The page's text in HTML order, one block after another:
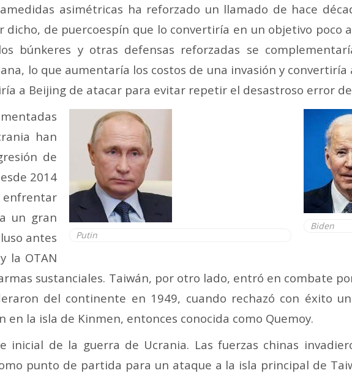
asimétricas ha reforzado un llamado de hace
dicho, de puercoespín que lo convertiría en un objetivo poco
búnkeres y otras defensas reforzadas se
lo que aumentaría los costos de una invasión y
a Beijing de atacar para evitar repetir el desastroso error de
Biden
Putin
han
de
2014
un gran
antes
la OTAN
sustanciales. Taiwán, por otro lado, entró en combate
del continente en 1949, cuando rechazó con éxito
en la isla de Kinmen, entonces conocida como Quemoy.
inicial de la guerra de Ucrania. Las fuerzas chinas
punto de partida para un ataque a la isla principal de